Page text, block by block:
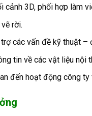
cảnh 3D, phối hợp làm
rời.
các vấn đề kỹ thuật –
tin về các vật liệu nội
đến hoạt động công